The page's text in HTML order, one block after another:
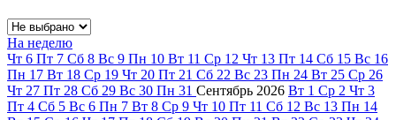
На неделю
Чт 6 Пт 7 Сб 8 Вс 9 Пн 10 Вт 11 Ср 12 Чт 13 Пт 14 Сб 15 Вс 16
Пн 17 Вт 18 Ср 19 Чт 20 Пт 21 Сб 22 Вс 23 Пн 24 Вт 25 Ср 26
Чт 27 Пт 28 Сб 29 Вс 30 Пн 31 Сентябрь 2026 Вт 1 Ср 2 Чт 3
Пт 4 Сб 5 Вс 6 Пн 7 Вт 8 Ср 9 Чт 10 Пт 11 Сб 12 Вс 13 Пн 14